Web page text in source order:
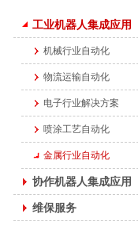
工业机器人集成应用
机械行业自动化
物流运输自动化
电子行业解决方案
喷涂工艺自动化
金属行业自动化
协作机器人集成应用
维保服务